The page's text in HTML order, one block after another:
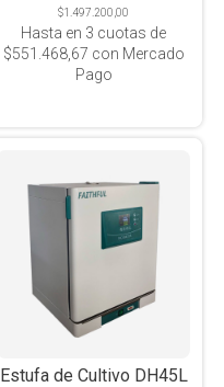
$1.497.200,00
Hasta en 3 cuotas de
$551.468,67 con Mercado
Pago
Estufa de Cultivo DH45L